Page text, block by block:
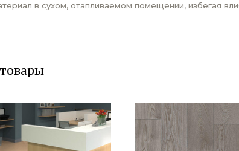
в сухом, отапливаемом помещении, избегая